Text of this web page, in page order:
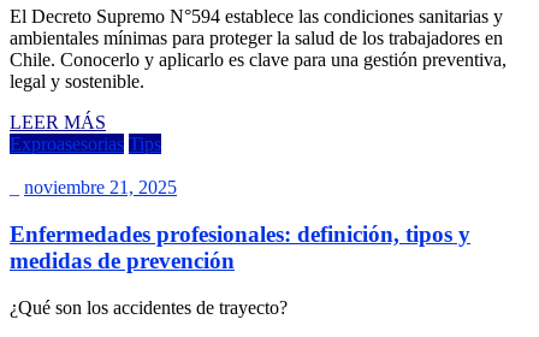
El Decreto Supremo N°594 establece las condiciones sanitarias y
ambientales mínimas para proteger la salud de los trabajadores en
Chile. Conocerlo y aplicarlo es clave para una gestión preventiva,
legal y sostenible.
LEER MÁS
Exproasesorias Tips
noviembre 21, 2025
Enfermedades profesionales: definición, tipos y
medidas de prevención
¿Qué son los accidentes de trayecto?